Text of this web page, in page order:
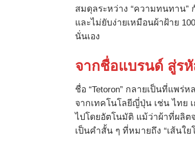
สมดุลระหว่าง “ความทนทาน”
และไม่ยับง่ายเหมือนผ้าฝ้าย
นั่นเอง
จากชื่อแบรนด์ สู่ร
ชื่อ “Tetoron” กลายเป็นที่แพร่
จากเทคโนโลยีญี่ปุ่น เช่น ไทย เ
ไปโดยอัตโนมัติ แม้ว่าผ้าที่ผลิตจ
เป็นคำสั้น ๆ ที่หมายถึง “เส้นใย